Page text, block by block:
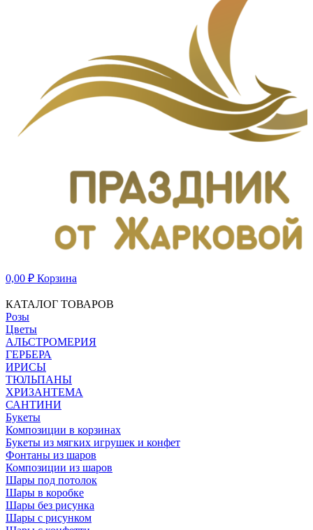
0,00 ₽ Корзина
КАТАЛОГ ТОВАРОВ
Розы
Цветы
АЛЬСТРОМЕРИЯ
ГЕРБЕРА
ИРИСЫ
ТЮЛЬПАНЫ
ХРИЗАНТЕМА
САНТИНИ
Букеты
Композиции в корзинах
Букеты из мягких игрушек и конфет
Фонтаны из шаров
Композиции из шаров
Шары под потолок
Шары в коробке
Шары без рисунка
Шары с рисунком